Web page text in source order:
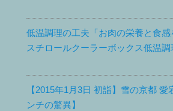
低温調理の工夫「お肉の栄養と食
スチロールクーラーボックス低温調
【2015年1月3日 初詣】雪の京都
ンチの驚異】